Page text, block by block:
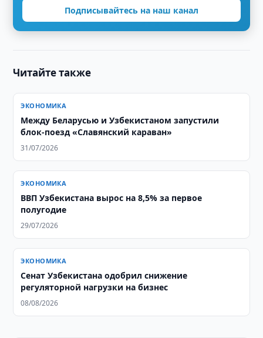
Подписывайтесь на наш канал
Читайте также
ЭКОНОМИКА
Между Беларусью и Узбекистаном запустили
блок-поезд «Славянский караван»
31/07/2026
ЭКОНОМИКА
ВВП Узбекистана вырос на 8,5% за первое
полугодие
29/07/2026
ЭКОНОМИКА
Сенат Узбекистана одобрил снижение
регуляторной нагрузки на бизнес
08/08/2026